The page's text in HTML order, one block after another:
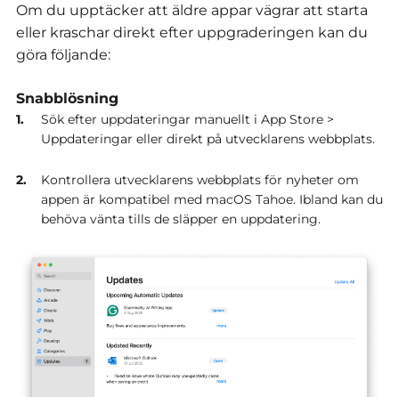
Om du upptäcker att äldre appar vägrar att starta
eller kraschar direkt efter uppgraderingen kan du
göra följande:
Snabblösning
Sök efter uppdateringar manuellt i App Store >
Uppdateringar eller direkt på utvecklarens webbplats.
Kontrollera utvecklarens webbplats för nyheter om
appen är kompatibel med macOS Tahoe. Ibland kan du
behöva vänta tills de släpper en uppdatering.